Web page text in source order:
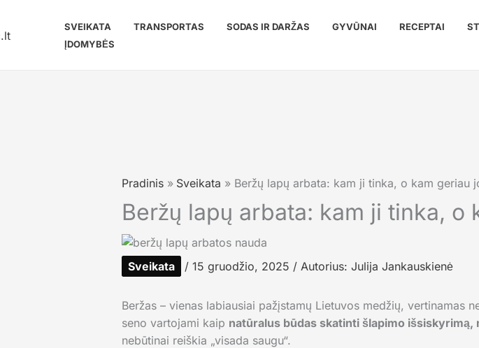
turinio
SVEIKATA TRANSPORTAS SODAS IR DARŽAS GYVŪNAI RECEPTAI
ĮDOMYBĖS
Pradinis Sveikata Beržų lapų arbata: kam ji tinka, o kam geriau
Beržų lapų arbata: kam ji tinka, o
Sveikata / 15 gruodžio, 2025 / Autorius: Julija Jankauskienė
Beržas – vienas labiausiai pažįstamų Lietuvos medžių,
seno vartojami kaip natūralus būdas skatinti šlapimo
nebūtinai reiškia „visada saugu“.